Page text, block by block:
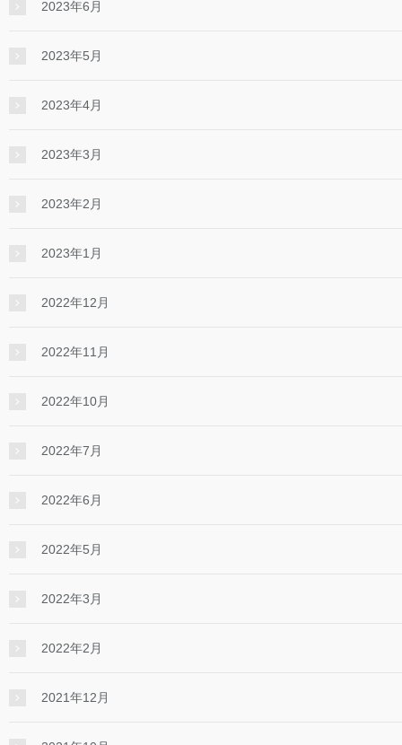
2023年6月
2023年5月
2023年4月
2023年3月
2023年2月
2023年1月
2022年12月
2022年11月
2022年10月
2022年7月
2022年6月
2022年5月
2022年3月
2022年2月
2021年12月